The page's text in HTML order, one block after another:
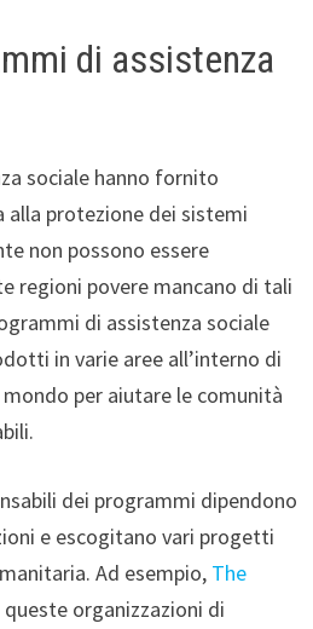
di assistenza
sociale hanno fornito
alla protezione dei sistemi
non possono essere
regioni povere mancano di tali
di assistenza sociale
in varie aree all’interno di
per aiutare le comunità
dei programmi dipendono
e escogitano vari progetti
Ad esempio, The
organizzazioni di